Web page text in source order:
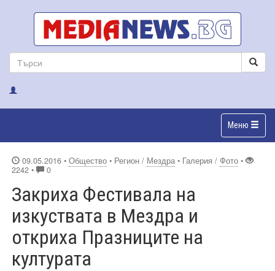
Меню
09.05.2016 • Общество • Регион / Мездра • Галерия / Фото •
2242 •
0
Закриха Фестивала на
изкуствата в Мездра и
откриха Празниците на
културата